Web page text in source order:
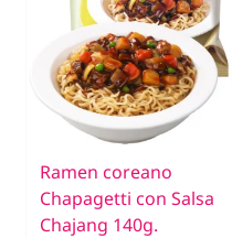
Ramen coreano
Chapagetti con Salsa
Chajang 140g.